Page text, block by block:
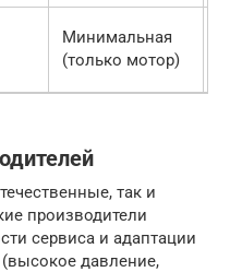
Минимальная
(только мотор)
так и
производители
сервиса и адаптации
давление,